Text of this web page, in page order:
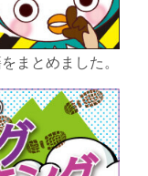
まとめました。